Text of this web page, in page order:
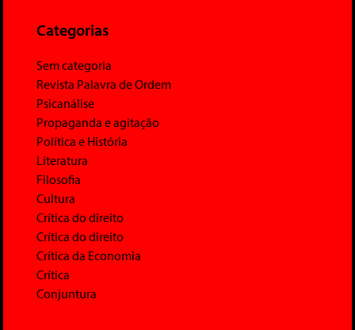
Categorias
Sem categoria
Revista Palavra de Ordem
Psicanálise
Propaganda e agitação
Política e História
Literatura
Filosofia
Cultura
Crítica do direito
Crítica do direito
Crítica da Economia
Crítica
Conjuntura